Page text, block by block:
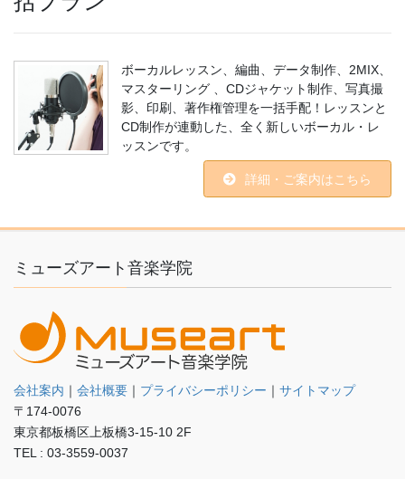
ボーカルレッスン、編曲、データ制作、2MIX、
マスターリング 、CDジャケット制作、写真撮
影、印刷、著作権管理を一括手配！レッスンと
CD制作が連動した、全く新しいボーカル・レ
ッスンです。
詳細・ご案内はこちら
ミューズアート音楽学院
会社案内 ｜ 会社概要 ｜ プライバシーポリシー ｜ サイトマップ
〒174-0076
東京都板橋区上板橋3-15-10 2F
TEL : 03-3559-0037